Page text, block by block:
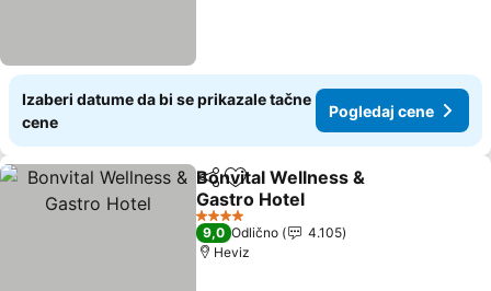
Izaberi datume da bi se prikazale tačne
cene
Pogledaj cene
Deli Dodati u favorite
Bonvital Wellness &
Gastro Hotel
Pogledaj cene
4 Zvezdice
9,0 Odlično
4.105
Heviz